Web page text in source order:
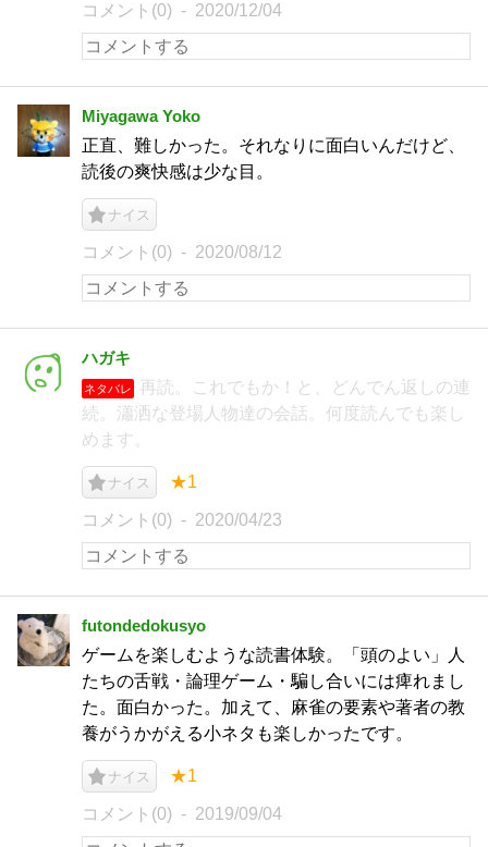
コメント(0) 2020/12/04
Miyagawa Yoko
正直、難しかった。それなりに面白いんだけど、
読後の爽快感は少な目。
ナイス
コメント(0) 2020/08/12
ハガキ
ネタバレ
再読。これでもか！と、どんでん返しの連
続。瀟洒な登場人物達の会話。何度読んでも楽し
めます。
ナイス ★1
コメント(0) 2020/04/23
futondedokusyo
ゲームを楽しむような読書体験。「頭のよい」人
たちの舌戦・論理ゲーム・騙し合いには痺れまし
た。面白かった。加えて、麻雀の要素や著者の教
養がうかがえる小ネタも楽しかったです。
ナイス ★1
コメント(0) 2019/09/04